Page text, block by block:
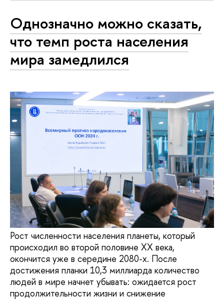
Однозначно можно сказать,
что темп роста населения
мира замедлился
Рост численности населения планеты, который
происходил во второй половине XX века,
окончится уже в середине 2080-х. После
достижения планки 10,3 миллиарда количество
людей в мире начнет убывать: ожидается рост
продолжительности жизни и снижение